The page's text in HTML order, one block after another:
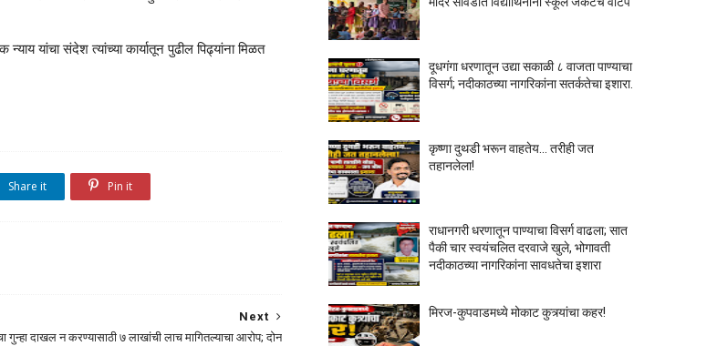
यांचा संदेश त्यांच्या कार्यातून पुढील पिढ्यांना मिळत
Share it Pin it
Next
दाखल न करण्यासाठी ७ लाखांची लाच मागितल्याचा आरोप; दोन
दूधगंगा धरणातून उद्या सकाळी ८ वाजता पाण्याचा
विसर्ग; नदीकाठच्या नागरिकांना सतर्कतेचा इशारा.
कृष्णा दुथडी भरून वाहतेय... तरीही जत
तहानलेला!
राधानगरी धरणातून पाण्याचा विसर्ग वाढला; सात
पैकी चार स्वयंचलित दरवाजे खुले, भोगावती
नदीकाठच्या नागरिकांना सावधतेचा इशारा
मिरज-कुपवाडमध्ये मोकाट कुत्र्यांचा कहर!